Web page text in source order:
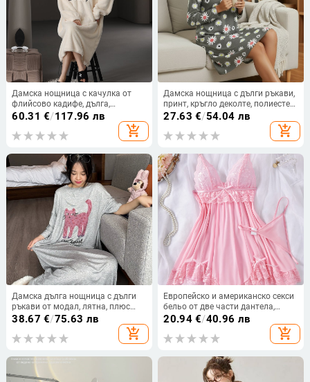
Дамска нощница с качулка от
флийсово кадифе, дълга,
изключително дебела, 100%
60.31 €/117.96 лв
add_shopping_cart
Дамска нощница с дълги ръкави,
принт, кръгло деколте, полиестер,
средна дължина
27.63 €/54.04 лв
add_shopping_cart
Дамска дълга нощница с дълги
ръкави от модал, лятна, плюс
размер, за бременни и високи
38.67 €/75.63 лв
add_shopping_cart
Европейско и американско секси
бельо от две части дантела,
полупрозрачна секси
неправилна подгъва, нощница с
пола и нощница
20.94€/40.96 лв
add_shopping_cart